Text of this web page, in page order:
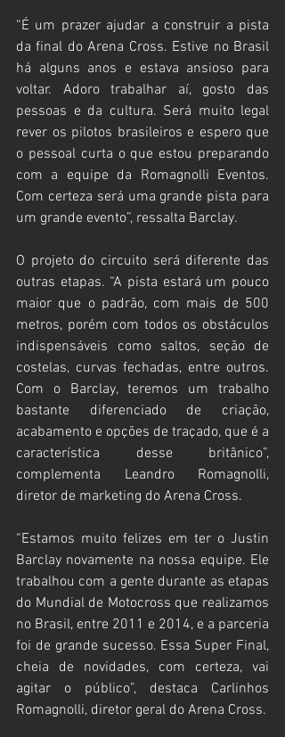
“É um prazer ajudar a construir a pista
da final do Arena Cross. Estive no Brasil
há alguns anos e estava ansioso para
voltar. Adoro trabalhar aí, gosto das
pessoas e da cultura. Será muito legal
rever os pilotos brasileiros e espero que
o pessoal curta o que estou preparando
com a equipe da Romagnolli Eventos.
Com certeza será uma grande pista para
um grande evento”, ressalta Barclay.
O projeto do circuito será diferente das
outras etapas. “A pista estará um pouco
maior que o padrão, com mais de 500
metros, porém com todos os obstáculos
indispensáveis como saltos, seção de
costelas, curvas fechadas, entre outros.
Com o Barclay, teremos um trabalho
bastante diferenciado de criação,
acabamento e opções de traçado, que é a
característica desse britânico”,
complementa Leandro Romagnolli,
diretor de marketing do Arena Cross.
“Estamos muito felizes em ter o Justin
Barclay novamente na nossa equipe. Ele
trabalhou com a gente durante as etapas
do Mundial de Motocross que realizamos
no Brasil, entre 2011 e 2014, e a parceria
foi de grande sucesso. Essa Super Final,
cheia de novidades, com certeza, vai
agitar o público”, destaca Carlinhos
Romagnolli, diretor geral do Arena Cross.